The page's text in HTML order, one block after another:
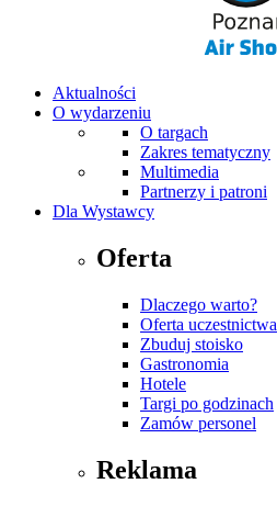
Aktualności
O wydarzeniu
O targach
Zakres tematyczny
Multimedia
Partnerzy i patroni
Dla Wystawcy
Oferta
Dlaczego warto?
Oferta uczestnictwa
Zbuduj stoisko
Gastronomia
Hotele
Targi po godzinach
Zamów personel
Reklama